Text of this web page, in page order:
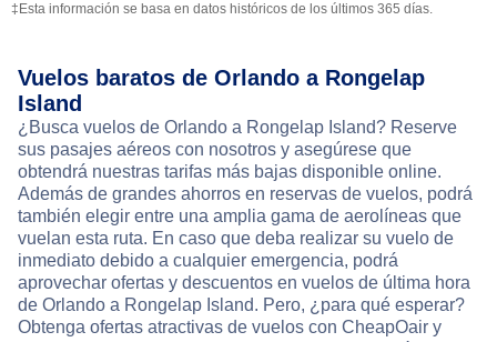
‡Esta información se basa en datos históricos de los últimos 365 días.
Vuelos baratos de Orlando a Rongelap
Island
¿Busca vuelos de Orlando a Rongelap Island? Reserve
sus pasajes aéreos con nosotros y asegúrese que
obtendrá nuestras tarifas más bajas disponible online.
Además de grandes ahorros en reservas de vuelos, podrá
también elegir entre una amplia gama de aerolíneas que
vuelan esta ruta. En caso que deba realizar su vuelo de
inmediato debido a cualquier emergencia, podrá
aprovechar ofertas y descuentos en vuelos de última hora
de Orlando a Rongelap Island. Pero, ¿para qué esperar?
Obtenga ofertas atractivas de vuelos con CheapOair y